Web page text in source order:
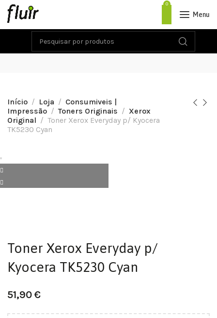
0
Menu
Início Loja
Consumiveis |
Impressão
Toners Originais
Xerox
Original
Toner Xerox Everyday p/ Kyocera
TK5230 Cyan
Toner Xerox Everyday p/
Kyocera TK5230 Cyan
51,90€